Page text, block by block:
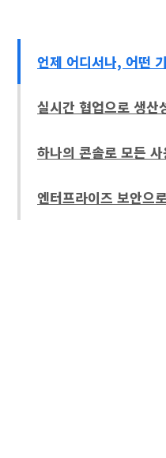
언제 어디서나, 어떤
실시간 협업으로 생산
하나의 콘솔로 모든
엔터프라이즈 보안으